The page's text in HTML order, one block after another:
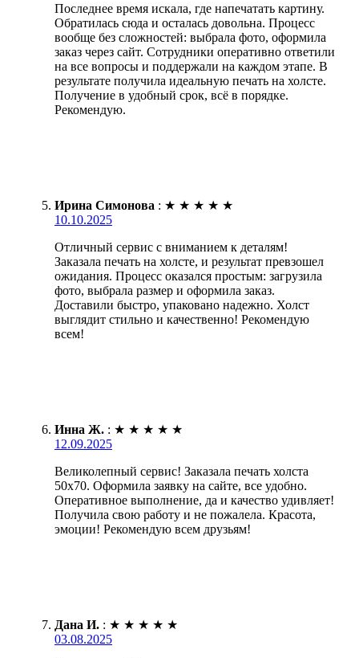
Последнее время искала, где напечатать картину.
Обратилась сюда и осталась довольна. Процесс
вообще без сложностей: выбрала фото, оформила
заказ через сайт. Сотрудники оперативно ответили
на все вопросы и поддержали на каждом этапе. В
результате получила идеальную печать на холсте.
Получение в удобный срок, всё в порядке.
Рекомендую.
Ирина Симонова : ★ ★ ★ ★ ★
10.10.2025
Отличный сервис с вниманием к деталям!
Заказала печать на холсте, и результат превзошел
ожидания. Процесс оказался простым: загрузила
фото, выбрала размер и оформила заказ.
Доставили быстро, упаковано надежно. Холст
выглядит стильно и качественно! Рекомендую
всем!
Инна Ж. : ★ ★ ★ ★ ★
12.09.2025
Великолепный сервис! Заказала печать холста
50х70. Оформила заявку на сайте, все удобно.
Оперативное выполнение, да и качество удивляет!
Получила свою работу и не пожалела. Красота,
эмоции! Рекомендую всем друзьям!
Дана И. : ★ ★ ★ ★ ★
03.08.2025